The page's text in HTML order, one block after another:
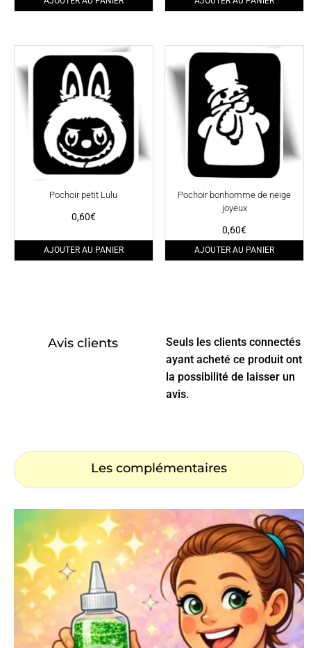
Pochoir petit Lulu
0,60€
AJOUTER AU PANIER
Pochoir bonhomme de neige
joyeux
0,60€
AJOUTER AU PANIER
Avis clients
Seuls les clients connectés
ayant acheté ce produit ont
la possibilité de laisser un
avis.
Les complémentaires